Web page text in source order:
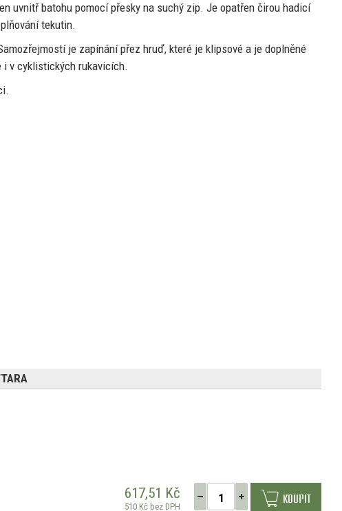
uvnitř batohu pomocí přesky na suchý zip. Je opatřen čirou hadicí
tekutin.
je zapínání přez hruď, které je klipsové a je doplněné
i v cyklistických rukavicích.
617,51 Kč
510 Kč bez DPH KOUPIT